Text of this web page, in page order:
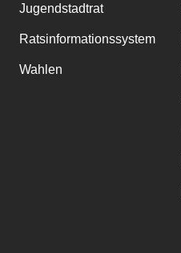
Jugendstadtrat
Ratsinformationssystem
Wahlen